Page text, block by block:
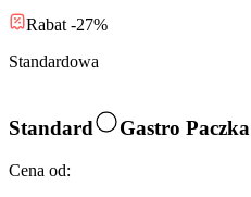
Rabat -27%
Standardowa
Standard Gastro Paczka
Cena od: